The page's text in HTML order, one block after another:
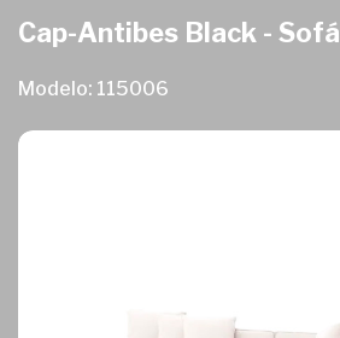
Cap-Antibes Black - Sofá
Modelo: 115006